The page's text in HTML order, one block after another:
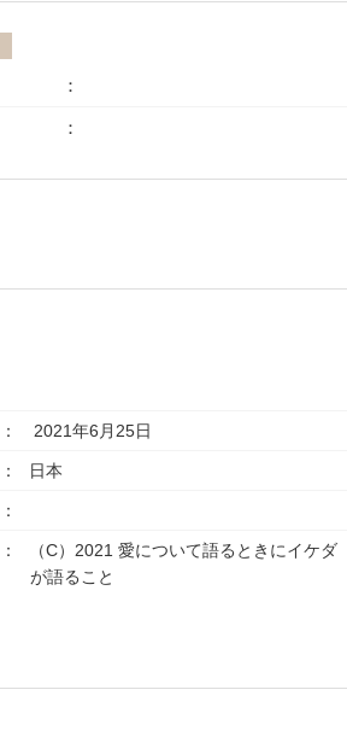
2021年6月25日
日本
（C）2021 愛について語るときにイケダ
が語ること